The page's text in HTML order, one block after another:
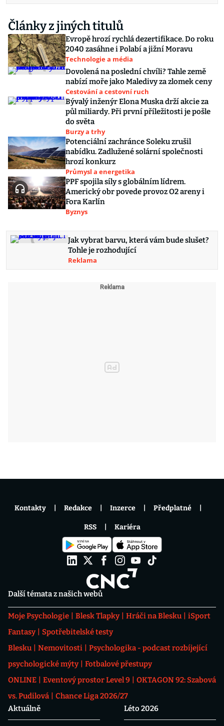
Články z jiných titulů
Evropě hrozí rychlá dezertifikace. Do roku
2040 zasáhne i Polabí a jižní Moravu
Technologie a média
Dovolená na poslední chvíli? Tahle země
nabízí moře jako Maledivy za zlomek ceny
Cestování a cestovní ruch
Bývalý inženýr Elona Muska drží akcie za
půl miliardy. Při první příležitosti je pošle
do světa
Burzy a trhy
Potenciální zachránce Soleku zrušil
nabídku. Zadlužené solární společnosti
hrozí konkurz
Průmysl a energetika
PPF spojila síly s globálním lídrem.
Americký obr povede provoz O2 areny i
Fora Karlín
Byznys
Jak vybrat barvu, která vám bude slušet?
Tohle je rozhodující
Reklama
Další témata z našich webů
Moje Psychologie Blesk Tlapky Hráči na Blesku
iSport
Fantasy
Spotřebitelské testy
Blesku
Nemovitosti
Psychologika - podcast rozbíjející
psychologické mýty
Fotbalové přestupy
ONLINE
Eventový prostor Level 9
OKTAGON 92: Szabová
vs. Pudilová
Chance Liga 2026/27
Aktuálně
Léto 2026
Kontakty Redakce Inzerce Předplatné
RSS Kariéra